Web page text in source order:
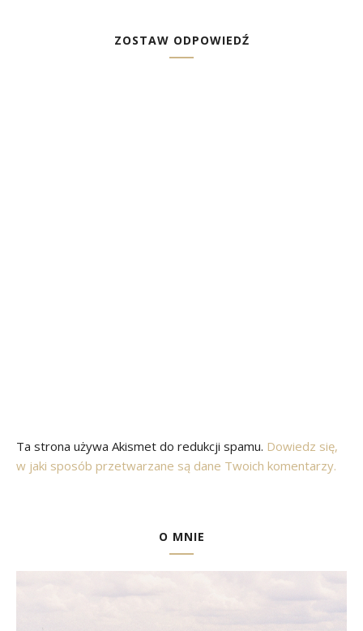
ZOSTAW ODPOWIEDŹ
Ta strona używa Akismet do redukcji spamu. Dowiedz się,
w jaki sposób przetwarzane są dane Twoich komentarzy.
O MNIE